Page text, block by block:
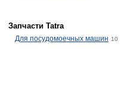
Запчасти Tatra
Для посудомоечных машин 10